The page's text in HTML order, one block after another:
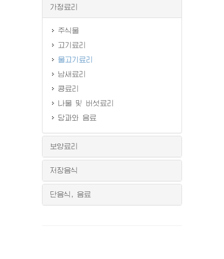
가정료리
주식물
고기료리
물고기료리
남새료리
콩료리
나물 및 버섯료리
당과와 음료
보양료리
저장음식
단음식, 음료